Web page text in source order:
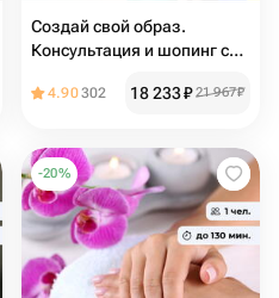
Создай свой образ.
Консультация и шопинг со
4.90302 18 233₽ 21 967₽
-20%